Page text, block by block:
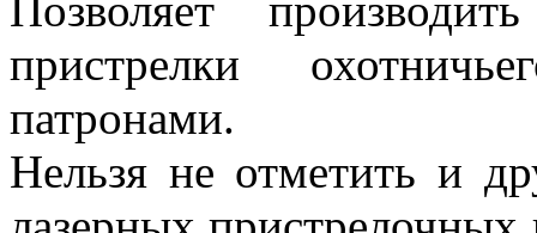
пристрелки
патронами.
Нельзя не отметить и